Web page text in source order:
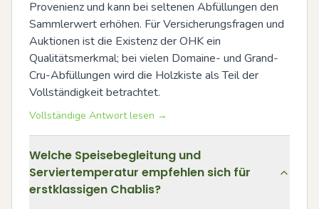
Provenienz und kann bei seltenen Abfüllungen den
Sammlerwert erhöhen. Für Versicherungsfragen und
Auktionen ist die Existenz der OHK ein
Qualitätsmerkmal; bei vielen Domaine- und Grand-
Cru-Abfüllungen wird die Holzkiste als Teil der
Vollständigkeit betrachtet.
Vollständige Antwort lesen →
Welche Speisebegleitung und
Serviertemperatur empfehlen sich für
erstklassigen Chablis?